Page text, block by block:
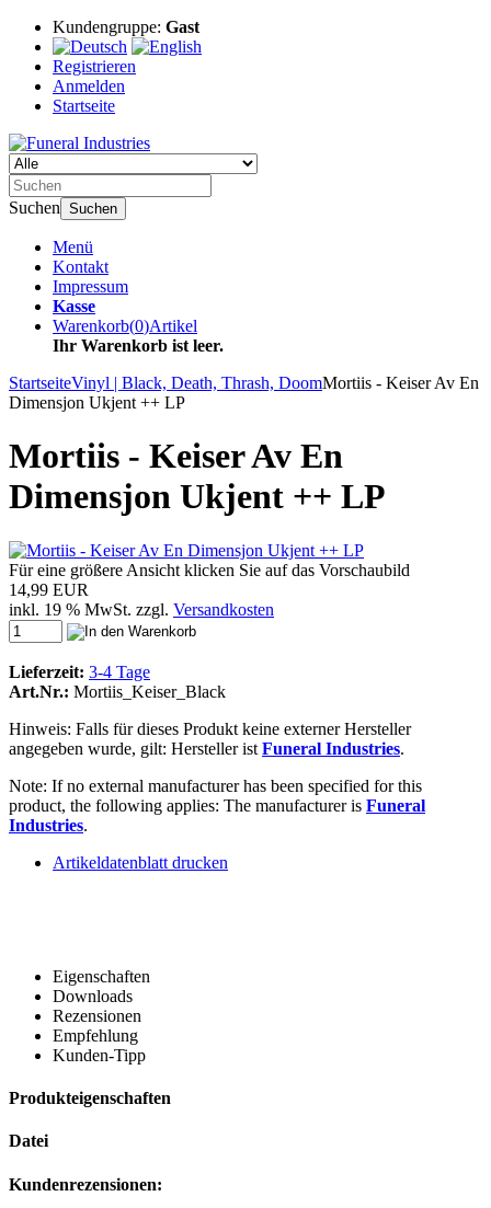
Kundengruppe: Gast
Registrieren
Anmelden
Startseite
Suchen Suchen
Menü
Kontakt
Impressum
Kasse
Warenkorb(0)Artikel
Ihr Warenkorb ist leer.
StartseiteVinyl | Black, Death, Thrash, DoomMortiis - Keiser Av En
Dimensjon Ukjent ++ LP
Mortiis - Keiser Av En
Dimensjon Ukjent ++ LP
Für eine größere Ansicht klicken Sie auf das Vorschaubild
14,99 EUR
inkl. 19 % MwSt. zzgl. Versandkosten
Lieferzeit: 3-4 Tage
Art.Nr.: Mortiis_Keiser_Black
Hinweis: Falls für dieses Produkt keine externer Hersteller
angegeben wurde, gilt: Hersteller ist Funeral Industries.
Note: If no external manufacturer has been specified for this
product, the following applies: The manufacturer is Funeral
Industries.
Artikeldatenblatt drucken
Eigenschaften
Downloads
Rezensionen
Empfehlung
Kunden-Tipp
Produkteigenschaften
Datei
Kundenrezensionen: